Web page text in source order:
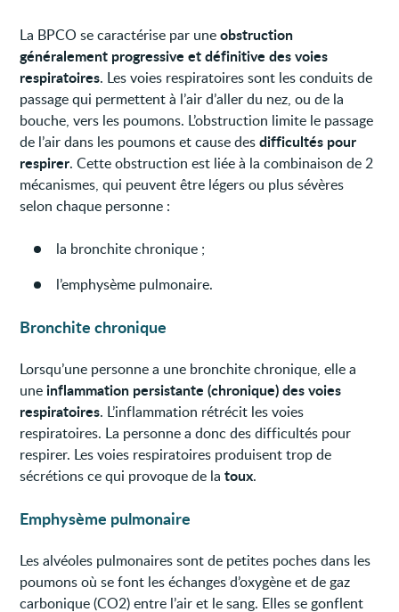
La BPCO se caractérise par uneobstruction
généralement progressive et définitive des voies
respiratoires. Les voies respiratoires sont les conduits de
passage qui permettent à l’air d’aller du nez, ou de la
bouche, vers les poumons. L’obstruction limite le passage
de l’air dans les poumons et cause desdifficultés pour
respirer. Cette obstruction est liée à la combinaison de 2
mécanismes, qui peuvent être légers ou plus sévères
selon chaque personne :
la bronchite chronique ;
l’emphysème pulmonaire.
Bronchite chronique
Lorsqu’une personne a une bronchite chronique, elle a
uneinflammation persistante (chronique) des voies
respiratoires. L’inflammation rétrécit les voies
respiratoires. La personne a donc des difficultés pour
respirer. Les voies respiratoires produisent trop de
sécrétions ce qui provoque de latoux.
Emphysème pulmonaire
Les alvéoles pulmonaires sont de petites poches dans les
poumons où se font les échanges d’oxygène et de gaz
carbonique (CO2) entre l’air et le sang. Elles se gonflent